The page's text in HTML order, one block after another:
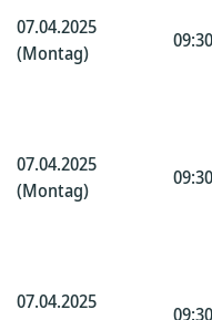
07.04.2025
(Montag)
07.04.2025
(Montag)
07.04.2025